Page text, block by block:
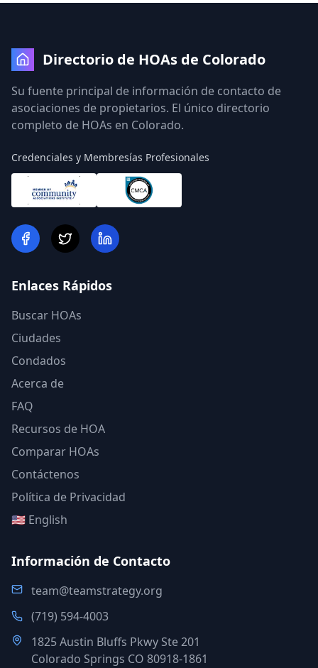
Directorio de HOAs de Colorado
Su fuente principal de información de contacto de
asociaciones de propietarios. El único directorio
completo de HOAs en Colorado.
Credenciales y Membresías Profesionales
Enlaces Rápidos
Buscar HOAs
Ciudades
Condados
Acerca de
FAQ
Recursos de HOA
Comparar HOAs
Contáctenos
Política de Privacidad
🇺🇸 English
Información de Contacto
team@teamstrategy.org
(719) 594-4003
1825 Austin Bluffs Pkwy Ste 201
Colorado Springs CO 80918-1861